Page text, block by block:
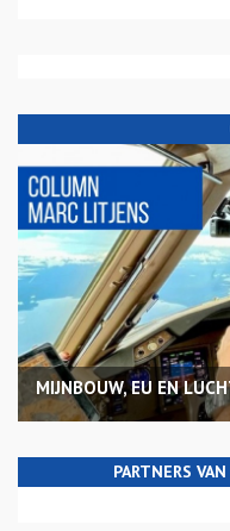
MIJNBOUW, EU EN
PARTNERS